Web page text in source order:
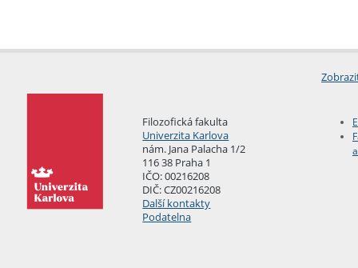
Filozofická fakulta
Univerzita Karlova
nám. Jana Palacha 1/2
116 38 Praha 1
IČO: 00216208
DIČ: CZ00216208
Další kontakty
Podatelna